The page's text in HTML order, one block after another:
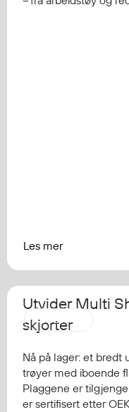
Les mer
Utvider Multi
skjorter
Nå på lager: et bredt
trøyer med iboende
Plaggene er
er sertifisert etter
Strakofa